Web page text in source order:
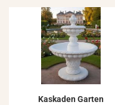
Kas­ka­den Gar­ten